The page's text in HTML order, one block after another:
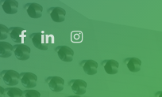
facebooklinkedininstagram